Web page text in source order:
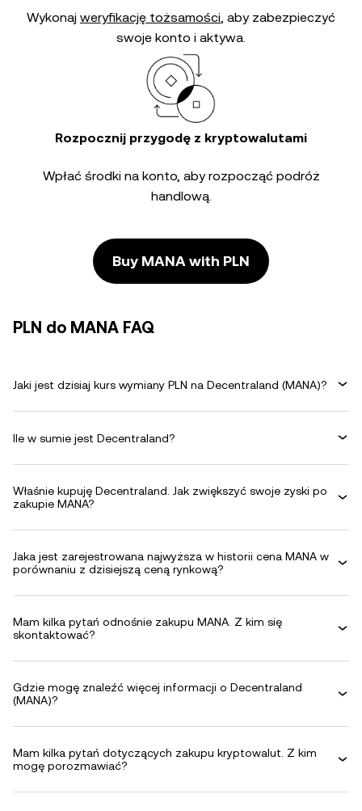
Wykonaj weryfikację tożsamości, aby zabezpieczyć
swoje konto i aktywa.
Rozpocznij przygodę z kryptowalutami
Wpłać środki na konto, aby rozpocząć podróż
handlową.
Buy MANA with PLN
PLN do MANA FAQ
Jaki jest dzisiaj kurs wymiany PLN na Decentraland (MANA)?
Ile w sumie jest Decentraland?
Właśnie kupuję Decentraland. Jak zwiększyć swoje zyski po
zakupie MANA?
Jaka jest zarejestrowana najwyższa w historii cena MANA w
porównaniu z dzisiejszą ceną rynkową?
Mam kilka pytań odnośnie zakupu MANA. Z kim się
skontaktować?
Gdzie mogę znaleźć więcej informacji o Decentraland
(MANA)?
Mam kilka pytań dotyczących zakupu kryptowalut. Z kim
mogę porozmawiać?